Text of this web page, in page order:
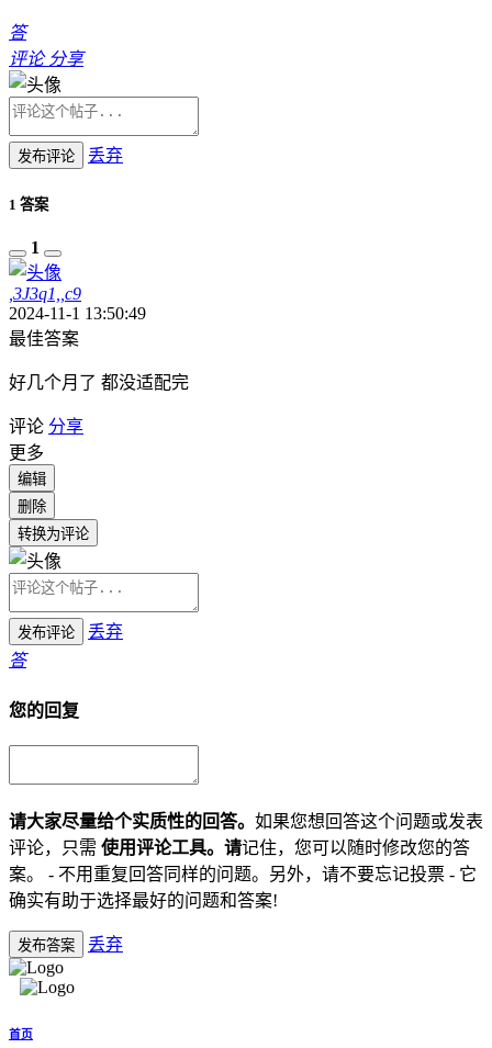
答
评论 分享
发布评论 丢弃
1 答案
1
,3J3q1,,c9
2024-11-1 13:50:49
最佳答案
好几个月了 都没适配完
评论 分享
更多
编辑
删除
转换为评论
发布评论
丢弃
答
您的回复
请大家尽量给个实质性的回答。 如果您想回答这个问题或发表
评论，只需 使用评论工具。请记住，您可以随时修改您的答
案。 - 不用重复回答同样的问题。另外，请不要忘记投票 - 它
确实有助于选择最好的问题和答案!
发布答案 丢弃
首页